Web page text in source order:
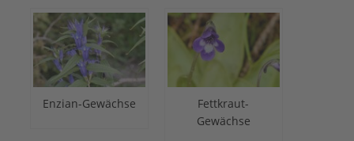
Enzian-Gewächse
Fettkraut-
Gewächse